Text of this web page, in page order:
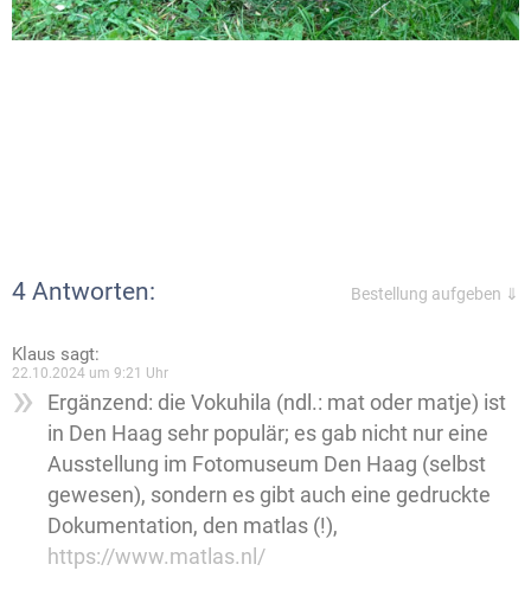
4 Antworten: Bestellung aufgeben ⇓
Klaus sagt:
22.10.2024 um 9:21 Uhr
Ergänzend: die Vokuhila (ndl.: mat oder matje) ist
in Den Haag sehr populär; es gab nicht nur eine
Ausstellung im Fotomuseum Den Haag (selbst
gewesen), sondern es gibt auch eine gedruckte
Dokumentation, den matlas (!),
https://www.matlas.nl/